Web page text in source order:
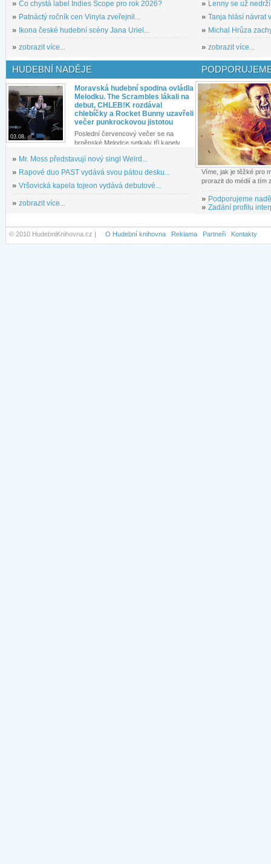
» Co chystá label Indies Scope pro rok 2026?
» Patnáctý ročník cen Vinyla zveřejnil...
»
Ikona české hudební scény Jana Uriel...
» zobrazit více...
» Lenny se už
» Tanja hlásí návrat
» Michal Hrůza
» zobrazit více...
HUDEBNÍ NADĚJE
03.08.
Moravská hudební spodina ovládla
Melodku. The Scrambles lákali na
debut, CHLEB!K rozdával
chlebíčky a Rocket Bunny uzavřeli
večer punkrockovou jistotou
Poslední červencový večer se na
brněnské Melodce setkaly tři kapely...
» Mr. Moss představují nový singl Weird...
» Rapové duo PAST vydává svou pátou desku...
» Vršovická kapela tojeon vydává debutové...
» zobrazit více...
Víme, jak je těžké pro
prorazit do médií a tím
» Podporujeme
» Zadání profilu
© 2010 HudebniKnihovna.cz | O Hudební knihovna Reklama Partneři Kontakty